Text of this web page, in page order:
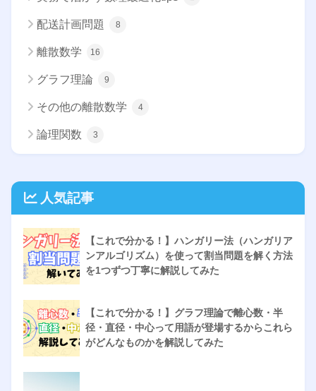
配送計画問題 8
離散数学 16
グラフ理論 9
その他の離散数学 4
論理関数 3
人気記事
【これで分かる！】ハンガリー法（ハンガリア
ンアルゴリズム）を使って割当問題を解く方法
を1つずつ丁寧に解説してみた
【これで分かる！】グラフ理論で離心数・半
径・直径・中心って用語が登場するからこれら
がどんなものかを解説してみた